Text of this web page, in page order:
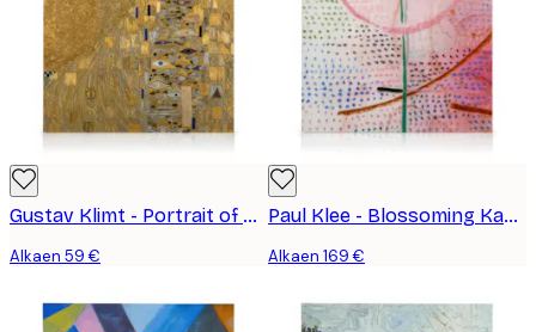
Gustav Klimt - Portrait of Adele Bloch-Bauer I Kanvaasi
Alkaen 59 €
Paul Klee - Blossoming Kanvaasi
Alkaen 169 €